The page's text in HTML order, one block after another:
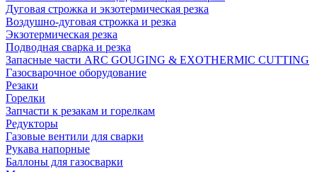
Дуговая строжка и экзотермическая резка
Воздушно-дуговая строжка и резка
Экзотермическая резка
Подводная сварка и резка
Запасные части ARC GOUGING & EXOTHERMIC CUTTING
Газосварочное оборудование
Резаки
Горелки
Запчасти к резакам и горелкам
Редукторы
Газовые вентили для сварки
Рукава напорные
Баллоны для газосварки